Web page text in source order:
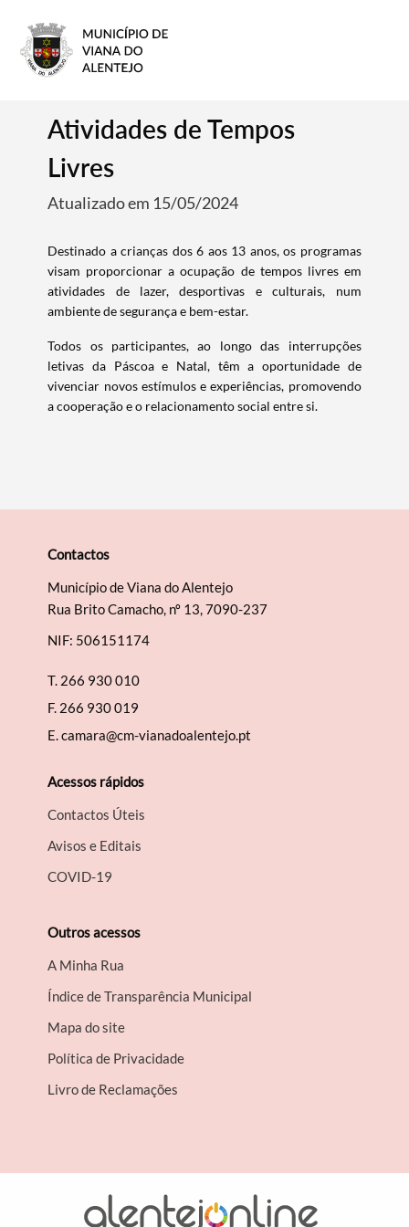
Termo de Pesquisa
Filtros
Atividades de Tempos
Livres
Atualizado em 15/05/2024
Destinado a crianças dos 6 aos 13 anos, os programas
visam proporcionar a ocupação de tempos livres em
atividades de lazer, desportivas e culturais, num
ambiente de segurança e bem-estar.
Todos os participantes, ao longo das interrupções
letivas da Páscoa e Natal, têm a oportunidade de
vivenciar novos estímulos e experiências, promovendo
a cooperação e o relacionamento social entre si.
Contactos
Município de Viana do Alentejo
Rua Brito Camacho, nº 13, 7090-237
NIF: 506151174
T. 266 930 010
F. 266 930 019
E.camara@cm-vianadoalentejo.pt
Acessos rápidos
Contactos Úteis
Avisos e Editais
COVID-19
Outros acessos
A Minha Rua
Índice de Transparência Municipal
Mapa do site
Política de Privacidade
Livro de Reclamações